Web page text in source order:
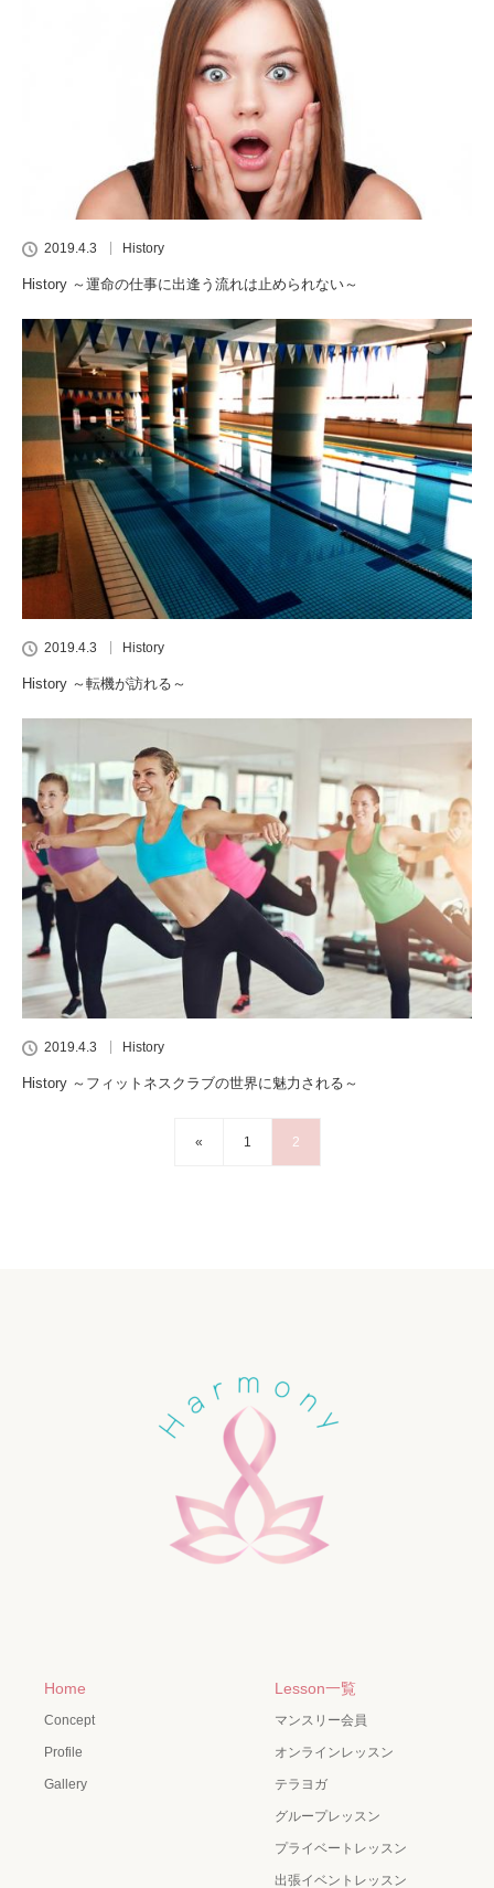
2019.4.3 History
History ～運命の仕事に出逢う流れは止められない～
2019.4.3 History
History ～転機が訪れる～
2019.4.3 History
History ～フィットネスクラブの世界に魅力される～
« 1 2
Home
Concept
Profile
Gallery
Lesson一覧
マンスリー会員
オンラインレッスン
テラヨガ
グループレッスン
プライベートレッスン
出張イベントレッスン